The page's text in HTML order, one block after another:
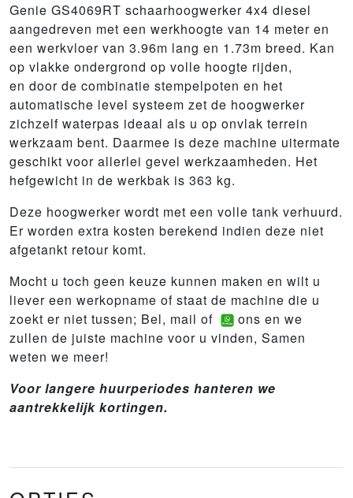
Genie GS4069RT schaarhoogwerker 4x4 diesel
aangedreven met een werkhoogte van 14 meter en
een werkvloer van 3.96m lang en 1.73m breed. Kan
op vlakke ondergrond op volle hoogte rijden,
en door de combinatie stempelpoten en het
automatische level systeem zet de hoogwerker
zichzelf waterpas ideaal als u op onvlak terrein
werkzaam bent. Daarmee is deze machine uitermate
geschikt voor allerlei gevel werkzaamheden. Het
hefgewicht in de werkbak is 363 kg.
Deze hoogwerker wordt met een volle tank verhuurd.
Er worden extra kosten berekend indien deze niet
afgetankt retour komt.
Mocht u toch geen keuze kunnen maken en wilt u
liever een werkopname of staat de machine die u
zoekt er niet tussen; Bel, mail of
ons en we
zullen de juiste machine voor u vinden, Samen
weten we meer!
Voor langere huurperiodes hanteren we
aantrekkelijk kortingen.